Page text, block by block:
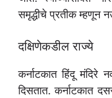
समृद्धीचे प्रतीक म्हणून
दक्षिणेकडील राज्ये
कर्नाटकात हिंदू मंदिरे
दिसतात. कर्नाटकात